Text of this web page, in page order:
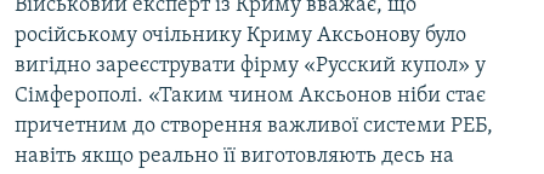
Військовий експерт із Криму вважає, що
російському очільнику Криму Аксьонову було
вигідно зареєструвати фірму «Русский купол» у
Сімферополі. «Таким чином Аксьонов ніби стає
причетним до створення важливої системи РЕБ,
навіть якщо реально її виготовляють десь на